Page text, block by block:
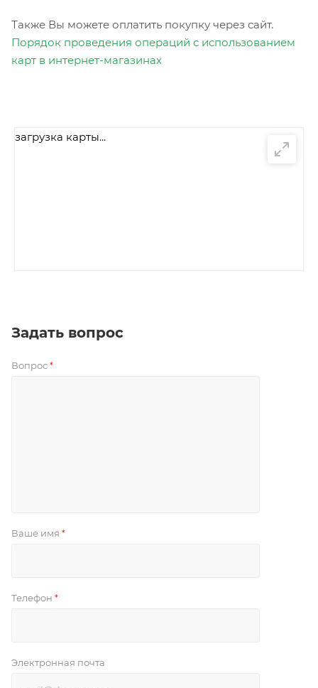
Также Вы можете оплатить покупку через сайт.
Порядок проведения операций с использованием
карт в интернет-магазинах
загрузка карты...
Задать вопрос
Вопрос *
Ваше имя *
Телефон *
Электронная почта